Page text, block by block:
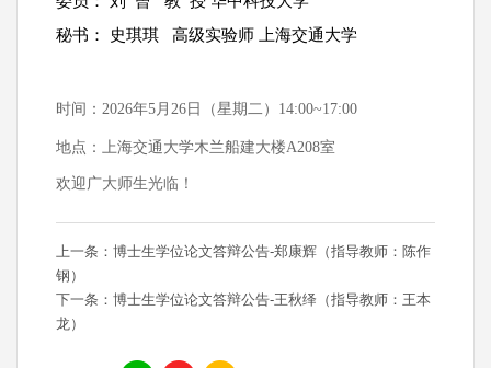
秘书：
史琪琪 高级实验师 上海交通大学
时间： 2026年5月 26 日（星期二） 14:00~17:00
地点： 上海交通大学木兰船建大楼A208室
欢迎广大师生光临！
上一条：博士生学位论文答辩公告-郑康辉（指导教师：陈作
钢）
下一条：博士生学位论文答辩公告-王秋绎（指导教师：王本
龙）